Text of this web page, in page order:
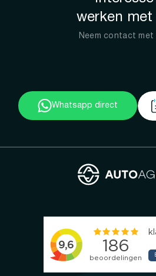
werken met
Neem contact met
Whatsapp direct